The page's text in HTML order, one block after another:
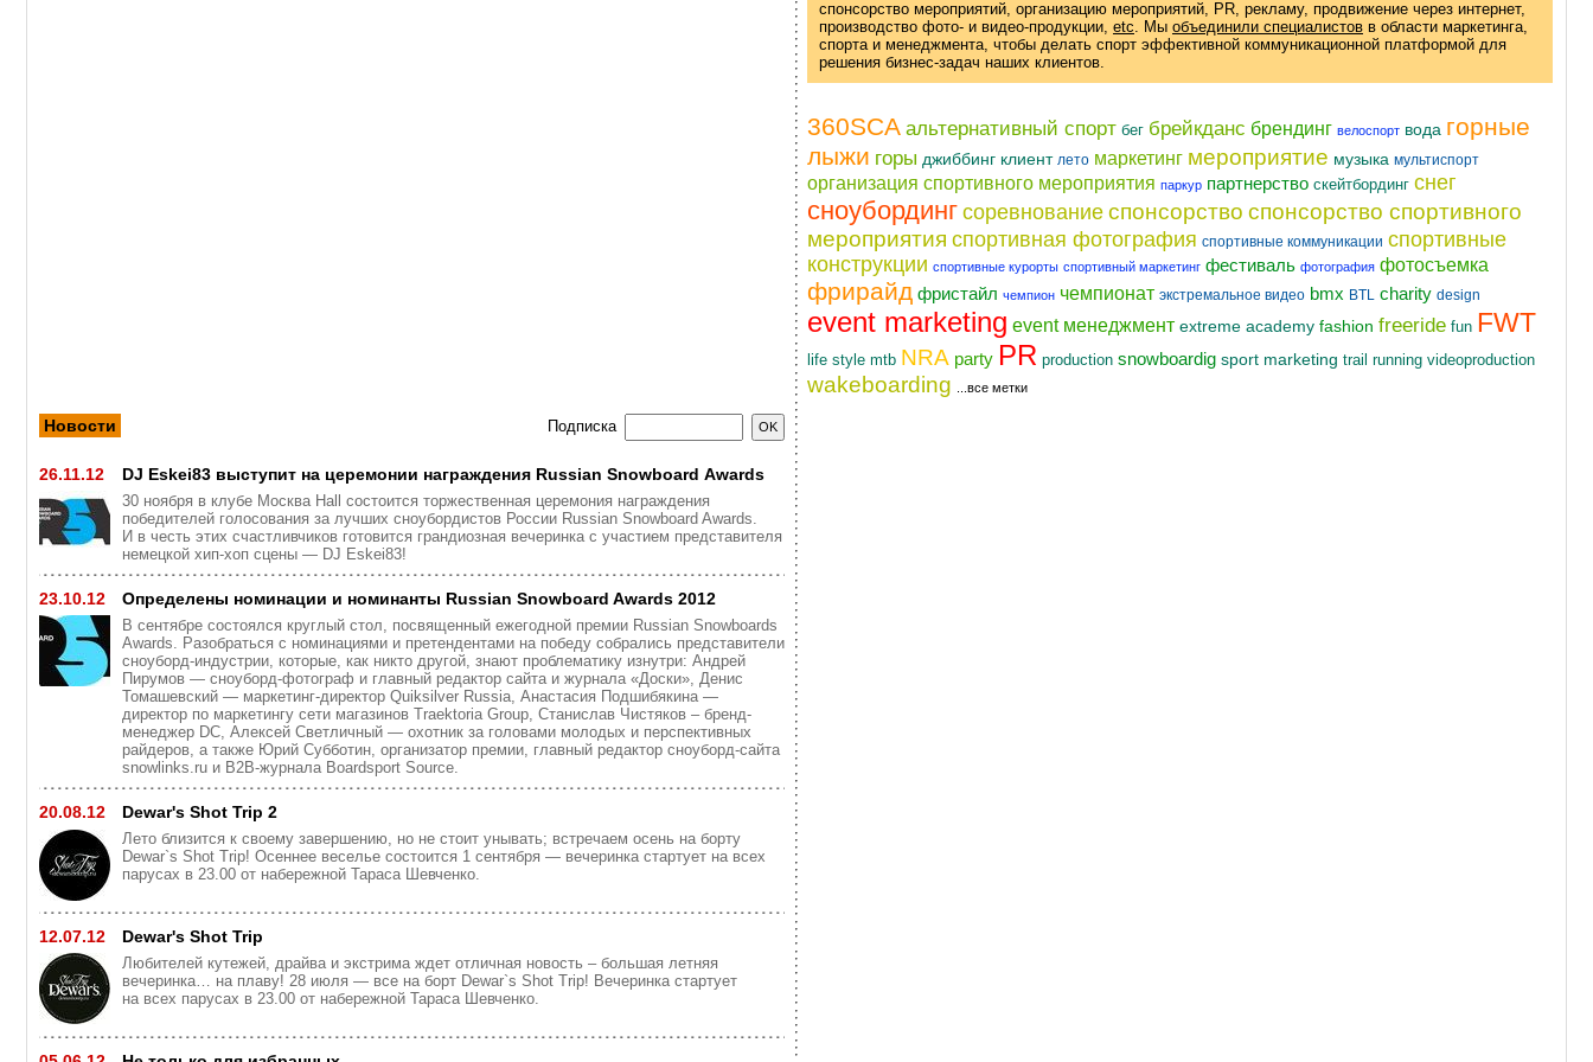
Новости Подписка
26.11.12 DJ Eskei83 выступит на церемонии награждения Russian Snowboard Awards
30 ноября в клубе Москва Hall состоится торжественная церемония награждения
победителей голосования за лучших сноубордистов России Russian Snowboard Awards.
И в честь этих счастливчиков готовится грандиозная вечеринка с участием представителя
немецкой хип-хоп сцены — DJ Eskei83!
23.10.12 Определены номинации и номинанты Russian Snowboard Awards 2012
В сентябре состоялся круглый стол, посвященный ежегодной премии Russian Snowboards
Awards. Разобраться с номинациями и претендентами на победу собрались представители
сноуборд-индустрии, которые, как никто другой, знают проблематику изнутри: Андрей
Пирумов — сноуборд-фотограф и главный редактор сайта и журнала «Доски», Денис
Томашевский — маркетинг-директор Quiksilver Russia, Анастасия Подшибякина —
директор по маркетингу сети магазинов Traektoria Group, Станислав Чистяков – бренд-
менеджер DC, Алексей Светличный — охотник за головами молодых и перспективных
райдеров, а также Юрий Субботин, организатор премии, главный редактор сноуборд-сайта
snowlinks.ru и B2B-журнала Boardsport Source.
20.08.12 Dewar's Shot Trip 2
Лето близится к своему завершению, но не стоит унывать; встречаем осень на борту
Dewar`s Shot Trip! Осеннее веселье состоится 1 сентября — вечеринка стартует на всех
парусах в 23.00 от набережной Тараса Шевченко.
12.07.12 Dewar's Shot Trip
Любителей кутежей, драйва и экстрима ждет отличная новость – большая летняя
вечеринка… на плаву! 28 июля — все на борт Dewar`s Shot Trip! Вечеринка стартует
на всех парусах в 23.00 от набережной Тараса Шевченко.
спонсорство мероприятий, организацию мероприятий, PR, рекламу, продвижение через интернет,
производство фото- и видео-продукции etc . Мы объединили специалистов в области маркетинга,
спорта и менеджмента, чтобы делать спорт эффективной коммуникационной платформой для
решения бизнес-задач наших клиентов.
360SCA альтернативный спорт бег брейкданс брендинг велоспорт вода горные
лыжи горы джиббинг клиент лето маркетинг мероприятие музыка мультиспорт
организация спортивного мероприятия паркур партнерство скейтбординг снег
сноубординг соревнование спонсорство спонсорство спортивного
мероприятия спортивная фотография спортивные коммуникации спортивные
конструкции спортивные курорты спортивный маркетинг фестиваль фотография фотосъемка
фрирайд фристайл чемпион чемпионат экстремальное видео bmx BTL charity design
event marketing event менеджмент extreme academy fashion freeride fun FWT
life style mtb NRA party PR production snowboardig sport marketing trail running videoproduction
wakeboarding ...все метки